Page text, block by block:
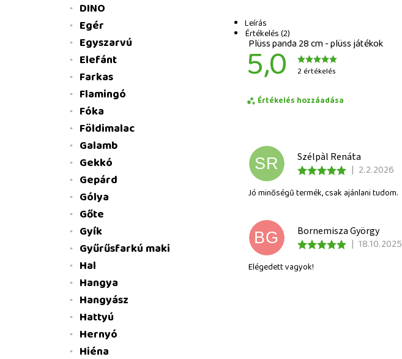
Leírás
Értékelés (2)
Plüss panda 28 cm - plüss játékok
5,0 2 értékelés
Értékelés hozzáadása
SR Szélpàl Renáta
| 2.2.2026
Jó minőségű termék, csak ajánlani tudom.
BG Bornemisza György
| 18.10.2025
Elégedett vagyok!
DINO
Egér
Egyszarvú
Elefánt
Farkas
Flamingó
Fóka
Földimalac
Galamb
Gekkó
Gepárd
Gólya
Gőte
Gyík
Gyűrűsfarkú maki
Hal
Hangya
Hangyász
Hattyú
Hernyó
Hiéna